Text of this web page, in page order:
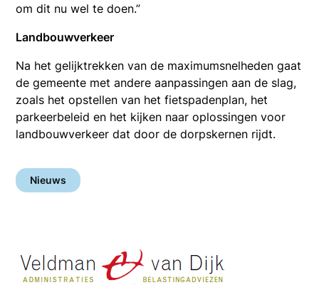
om dit nu wel te doen.”
Landbouwverkeer
Na het gelijktrekken van de maximumsnelheden gaat
de gemeente met andere aanpassingen aan de slag,
zoals het opstellen van het fietspadenplan, het
parkeerbeleid en het kijken naar oplossingen voor
landbouwverkeer dat door de dorpskernen rijdt.
Nieuws